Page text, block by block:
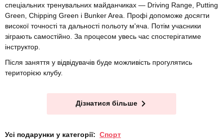
спеціальних тренувальних майданчиках — Driving Range, Putting
Green, Chipping Green і Bunker Area. Профі допоможе досягти
високої точності та дальності польоту м'яча. Потім учасники
зіграють самостійно. За процесом увесь час спостерігатиме
інструктор.
Після заняття у відвідувачів буде можливість прогулятись
територією клубу.
Дізнатися більше
Усі подарунки у категорії: Спорт